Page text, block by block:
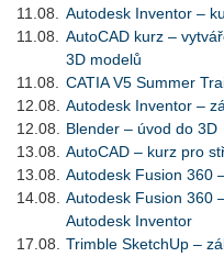
11.08.
Autodesk Inventor –
11.08.
AutoCAD kurz –
3D modelů
11.08.
CATIA V5 Summer
12.08.
Autodesk Inventor –
12.08.
Blender – úvod do 3D
13.08.
AutoCAD – kurz pro
13.08.
Autodesk Fusion 360
14.08.
Autodesk Fusion 360
Autodesk Inventor
17.08.
Trimble SketchUp –